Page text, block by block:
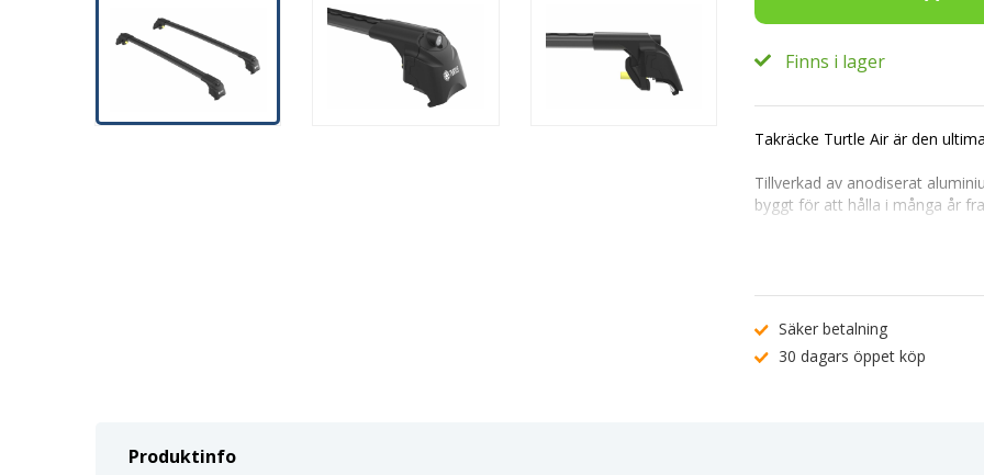
Finns i lager
Takräcke Turtle Air är den
Tillverkad av anodiserat
byggt för att hålla i många år
Dess mångsidighet gör det
lasthållare. Monteringen är en
Produktegenskaper:
Säker betalning
30 dagars öppet köp
Produktinfo